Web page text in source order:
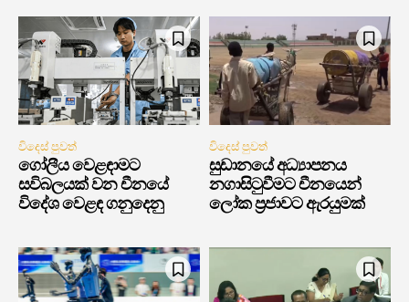
විදෙස් පුවත්
ගෝලීය වෙළඳාමට
සවිබලයක් වන චීනයේ
විදේශ වෙළඳ ගනුදෙනු
විදෙස් පුවත්
සුඩානයේ අධ්‍යාපනය
නගාසිටුවීමට චීනයෙන්
ලෝක ප්‍රජාවට ඇරයුමක්